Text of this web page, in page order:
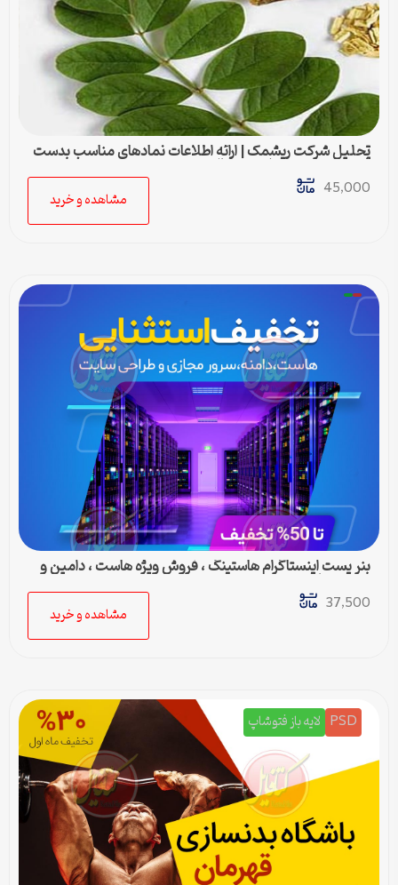
تحلیل شرکت ریشمک | ارائه اطلاعات نمادهای مناسب بدست
آمده با رویکرد تحیلی تکنیکال
45,000
مشاهده و خرید
بنر پست اینستاگرام هاستینگ ، فروش ویژه هاست ، دامین و
سرور مجازی
37,500
مشاهده و خرید
PSD لایه باز فتوشاپ